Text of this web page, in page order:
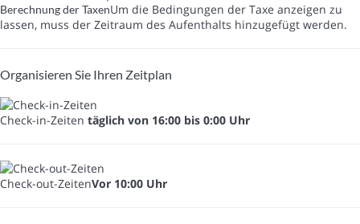
Berechnung der TaxenUm die Bedingungen der Taxe anzeigen zu
lassen, muss der Zeitraum des Aufenthalts hinzugefügt werden.
Organisieren Sie Ihren Zeitplan
Check-in-Zeiten täglich von 16:00 bis 0:00 Uhr
Check-out-ZeitenVor 10:00 Uhr